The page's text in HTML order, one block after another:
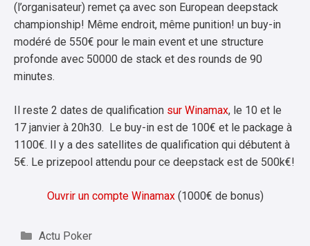
(l’organisateur) remet ça avec son European deepstack
championship! Même endroit, même punition! un buy-in
modéré de 550€ pour le main event et une structure
profonde avec 50000 de stack et des rounds de 90
minutes.
Il reste 2 dates de qualification sur Winamax, le 10 et le
17 janvier à 20h30. Le buy-in est de 100€ et le package à
1100€. Il y a des satellites de qualification qui débutent à
5€. Le prizepool attendu pour ce deepstack est de 500k€!
Ouvrir un compte Winamax(1000€ de bonus)
Catégories
Actu Poker